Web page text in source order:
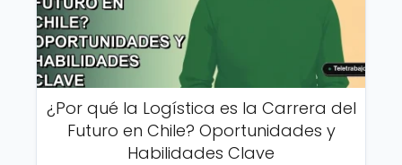
¿Por qué la Logística es la Carrera del
Futuro en Chile? Oportunidades y
Habilidades Clave